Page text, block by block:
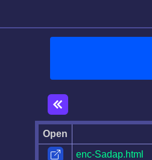
Open
enc-Sadap.html